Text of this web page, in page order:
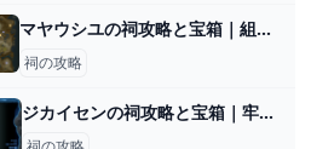
マヤウシユの祠攻略と宝箱｜組み合わせ
祠の攻略
ジカイセンの祠攻略と宝箱｜牢獄の抜け道